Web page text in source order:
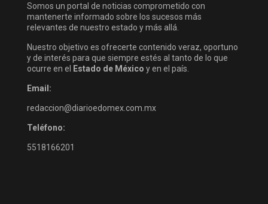
Somos un portal de noticias comprometido con
mantenerte informado sobre los sucesos más
relevantes de nuestro estado y más allá.
Nuestro objetivo es ofrecerte contenido veraz, oportuno
y de interés para que siempre estés al tanto de lo que
ocurre en el
Estado de México y en el país.
Email:
redaccion@diarioedomex.com.mx
Teléfono:
5518166201